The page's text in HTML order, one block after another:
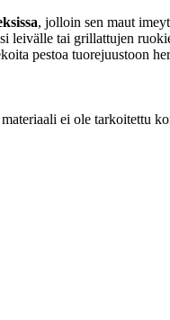
, jolloin sen maut
leivälle tai grillattujen
pestoa tuorejuustoon
ei ole tarkoitettu